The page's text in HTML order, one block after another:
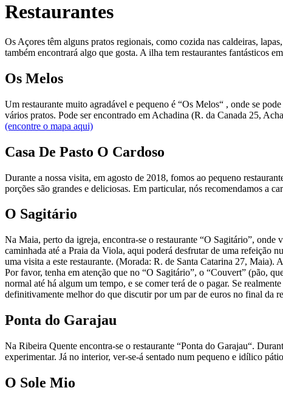
Restaurantes
Os Açores têm alguns pratos regionais, como cozida nas caldeiras,
também encontrará algo que gosta. A ilha tem restaurantes fantásticos
Os Melos
Um restaurante muito agradável e pequeno é “Os Melos“ , onde se
vários pratos. Pode ser encontrado em Achadina (R. da Canada 25,
(encontre o mapa aqui)
Casa De Pasto O Cardoso
Durante a nossa visita, em agosto de 2018, fomos ao pequeno
porções são grandes e deliciosas. Em particular, nós recomendamos a
O Sagitário
Na Maia, perto da igreja, encontra-se o restaurante “O Sagitário”, onde
caminhada até a Praia da Viola, aqui poderá desfrutar de uma refeição
uma visita a este restaurante. (Morada: R. de Santa Catarina 27, Maia).
Por favor, tenha em atenção que no “O Sagitário”, o “Couvert” (pão,
normal até há algum um tempo, e se comer terá de o pagar. Se
definitivamente melhor do que discutir por um par de euros no final da
Ponta do Garajau
Na Ribeira Quente encontra-se o restaurante “Ponta do Garajau“.
experimentar. Já no interior, ver-se-á sentado num pequeno e idílico
O Sole Mio